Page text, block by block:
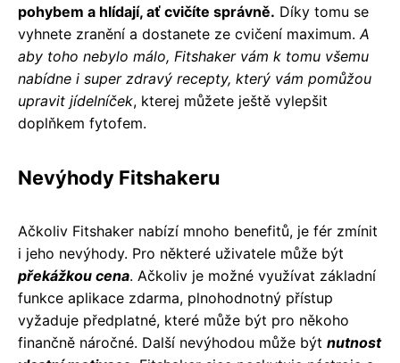
pohybem a hlídají, ať cvičíte správně. Díky tomu se
vyhnete zranění a dostanete ze cvičení maximum.A
aby toho nebylo málo, Fitshaker vám k tomu všemu
nabídne i super zdravý recepty, který vám pomůžou
upravit jídelníček, kterej můžete ještě vylepšit
doplňkem fytofem.
Nevýhody Fitshakeru
Ačkoliv Fitshaker nabízí mnoho benefitů, je fér zmínit
i jeho nevýhody. Pro některé uživatele může být
překážkou cena. Ačkoliv je možné využívat základní
funkce aplikace zdarma, plnohodnotný přístup
vyžaduje předplatné, které může být pro někoho
finančně náročné. Další nevýhodou může být nutnost